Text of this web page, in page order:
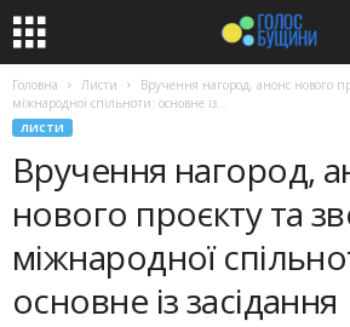
Головна Листи
Вручення нагород, анонс нового
міжнародної спільноти: основне із...
ЛИСТИ
Вручення нагород,
нового проєкту та
міжнародної
основне із засідання